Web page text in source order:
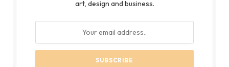
art, design and business.